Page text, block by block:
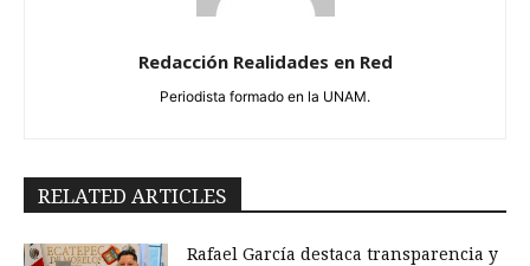
Redacción Realidades en Red
Periodista formado en la UNAM.
RELATED ARTICLES
Rafael García destaca transparencia y